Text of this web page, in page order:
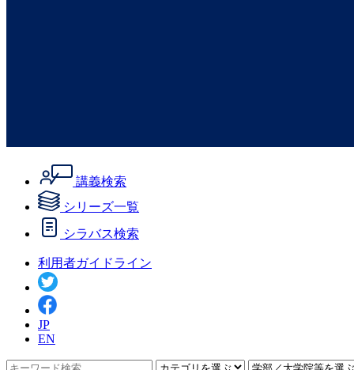
講義検索
シリーズ一覧
シラバス検索
利用者ガイドライン
JP
EN